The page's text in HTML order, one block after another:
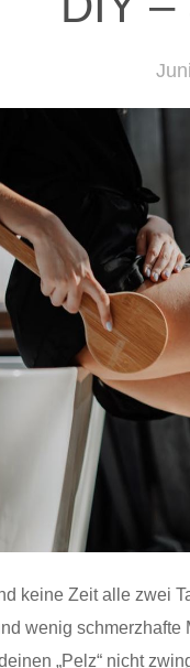
keine Zeit alle zwei
wenig
„Pelz“ nicht